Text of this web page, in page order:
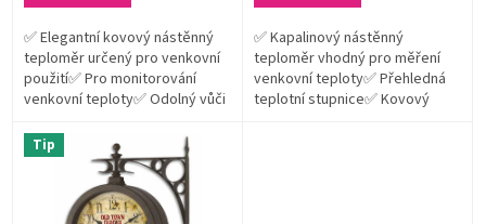
✅ Elegantní kovový nástěnný
teploměr určený pro venkovní
použití✅ Pro monitorování
venkovní teploty✅ Odolný vůči
Konstrukční výška teploměru je
410...
✅ Kapalinový nástěnný
teploměr vhodný pro měření
venkovní teploty✅ Přehledná
teplotní stupnice✅ Kovový
Tip